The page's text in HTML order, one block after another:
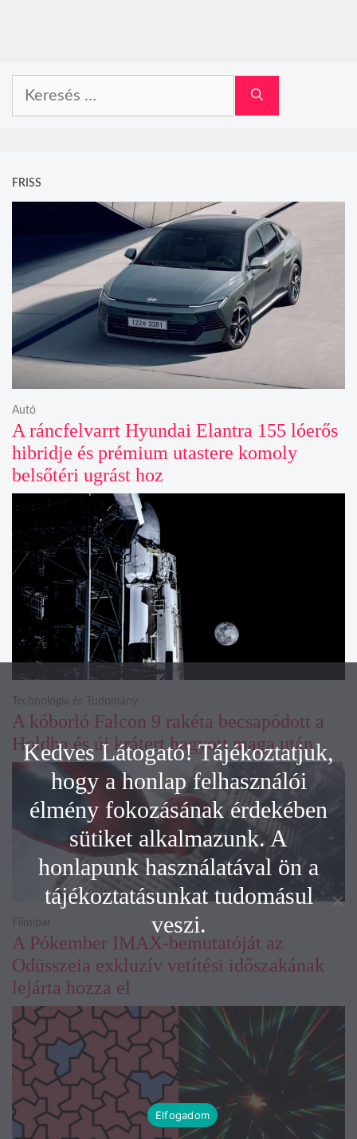
FRISS
A ráncfelvarrt Hyundai Elantra 155 lóerős
hibridje és prémium utastere komoly
belsőtéri ugrást hoz
Autó
A kóborló Falcon 9 rakéta becsapódott a
Holdba és új krátert hagyott maga után
Technológia és Tudomány
A Pókember IMAX-bemutatóját az
Odüsszeia exkluzív vetítési időszakának
lejárta hozza el
Filmipar
Kedves Látogató! Tájékoztatjuk,
hogy a honlap felhasználói
élmény fokozásának érdekében
sütiket alkalmazunk. A
honlapunk használatával ön a
tájékoztatásunkat tudomásul
veszi.
Elfogadom